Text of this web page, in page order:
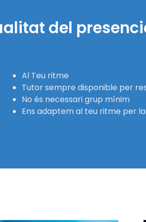
del
Al Teu ritme
Tutor sempre disponible per
No és necessari grup mínim
Ens adaptem al teu ritme per